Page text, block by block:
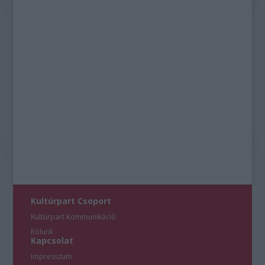
Kultúrpart Csoport
Kultúrpart Kommunikáció
Rólunk
Kapcsolat
Impresszum